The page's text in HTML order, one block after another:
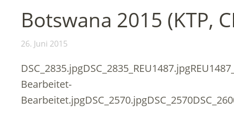
Botswana 2015 (KTP,
26. Juni 2015
Bearbeitet-